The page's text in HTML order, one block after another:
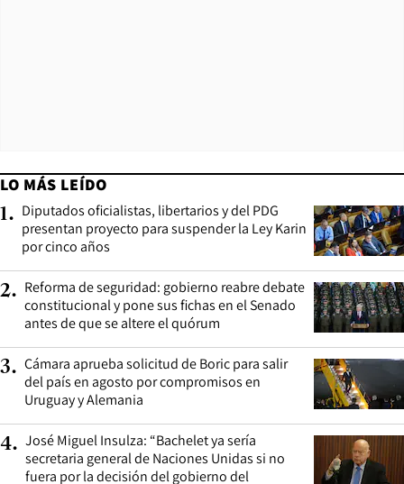
LO MÁS LEÍDO
1. Diputados oficialistas, libertarios y del PDG
presentan proyecto para suspender la Ley Karin
por cinco años
2. Reforma de seguridad: gobierno reabre debate
constitucional y pone sus fichas en el Senado
antes de que se altere el quórum
3. Cámara aprueba solicitud de Boric para salir
del país en agosto por compromisos en
Uruguay y Alemania
4. José Miguel Insulza: “Bachelet ya sería
secretaria general de Naciones Unidas si no
fuera por la decisión del gobierno del